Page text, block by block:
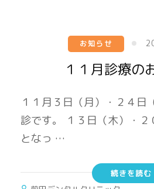
お知らせ
１１月診療の
１１月３日（月）・２４日
診です。 １３日（木）・
となっ …
続きを読む